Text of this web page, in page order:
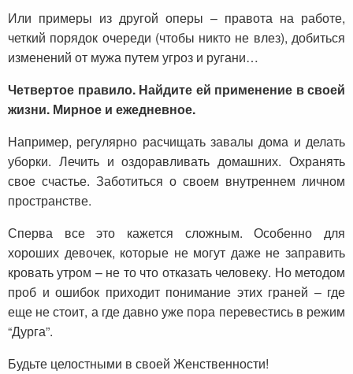
Или примеры из другой оперы – правота на работе,
четкий порядок очереди (чтобы никто не влез), добиться
изменений от мужа путем угроз и ругани…
Четвертое правило. Найдите ей применение в своей
жизни. Мирное и ежедневное.
Например, регулярно расчищать завалы дома и делать
уборки. Лечить и оздоравливать домашних. Охранять
свое счастье. Заботиться о своем внутреннем личном
пространстве.
Сперва все это кажется сложным. Особенно для
хороших девочек, которые не могут даже не заправить
кровать утром – не то что отказать человеку. Но методом
проб и ошибок приходит понимание этих граней – где
еще не стоит, а где давно уже пора перевестись в режим
“Дурга”.
Будьте целостными в своей Женственности!